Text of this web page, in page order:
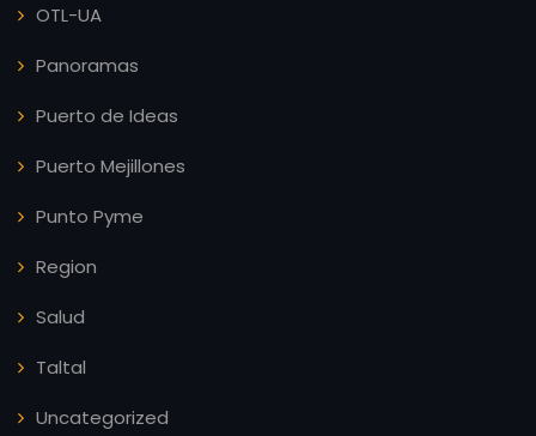
OTL-UA
Panoramas
Puerto de Ideas
Puerto Mejillones
Punto Pyme
Region
Salud
Taltal
Uncategorized